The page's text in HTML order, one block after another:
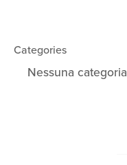
Categories
Nessuna categoria